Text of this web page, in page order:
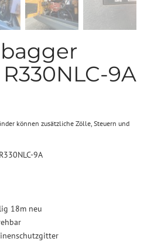
9A
können zusätzliche Zölle, Steuern und
9A
18m neu